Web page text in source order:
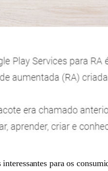
para os